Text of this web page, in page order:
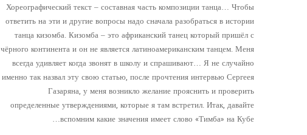
Хореографический текст – составная часть композиции танца… Чтобы
ответить на эти и другие вопросы надо сначала разобраться в истории
танца кизомба. Кизомба – это африканский танец который пришёл с
чёрного континента и он не является латиноамериканским танцем. Меня
всегда удивляет когда звонят в школу и спрашивают… Я не случайно
именно так назвал эту свою статью, после прочтения интервью Сергеея
Газаряна, у меня возникло желание прояснить и проверить
определенные утверждениями, которые я там встретил. Итак, давайте
вспомним какие значения имеет слово «Тимба» на Кубе…